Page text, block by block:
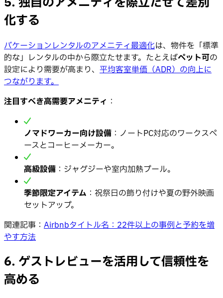
化する
バケーションレンタルのアメニティ最適化は、物件を「標準
的な」レンタルの中から際立たせます。たとえばペット可の
設定により需要が高まり、 平均客室単価（ADR）の向上に
つながります。
注目すべき高需要アメニティ ：
ノマドワーカー向け設備 ：ノートPC対応のワークスペ
ースとコーヒーメーカー。
高級設備 ：ジャグジーや室内加熱プール。
季節限定アイテム ：祝祭日の飾り付けや夏の野外映画
セットアップ。
関連記事： Airbnbタイトル名：22件以上の事例と予約を増
やす方法
6. ゲストレビューを活用して信頼性を
高める